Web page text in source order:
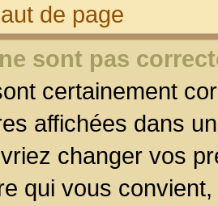
de page
sont pas
certainement
affichées dans
changer vos
qui vous